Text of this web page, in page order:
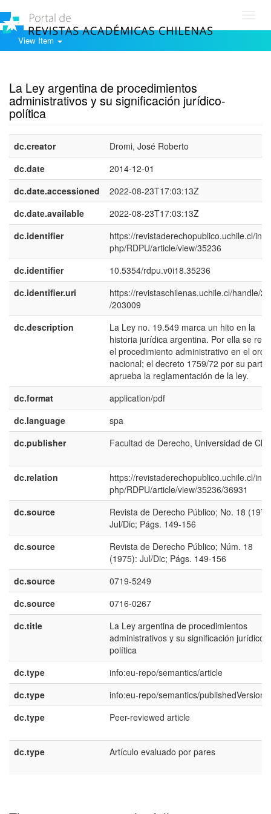
View Item
La Ley argentina de procedimientos
administrativos y su significación jurídico-
política
dc.creator
Dromi, José Roberto
dc.date
2014-12-01
dc.date.accessioned
2022-08-23T17:03:13Z
dc.date.available
2022-08-23T17:03:13Z
dc.identifier
https://revistaderechopublico.uchile.cl/
php/RDPU/article/view/35236
dc.identifier
10.5354/rdpu.v0i18.35236
dc.identifier.uri
https://revistaschilenas.uchile.cl/handle/
/203009
dc.description
La Ley no. 19.549 marca un hito en la
historia jurídica argentina. Por ella se
el procedimiento administrativo en el
nacional; el decreto 1759/72 por su parte,
aprueba la reglamentación de la ley.
dc.format
application/pdf
dc.language
spa
dc.publisher
Facultad de Derecho, Universidad de
dc.relation
https://revistaderechopublico.uchile.cl/
php/RDPU/article/view/35236/36931
dc.source
Revista de Derecho Público; No. 18
Jul/Dic; Págs. 149-156
dc.source
Revista de Derecho Público; Núm. 18
(1975): Jul/Dic; Págs. 149-156
dc.source
0719-5249
dc.source
0716-0267
dc.title
La Ley argentina de procedimientos
administrativos y su significación jurídico-
política
dc.type
info:eu-repo/semantics/article
dc.type
info:eu-repo/semantics/publishedVersion
dc.type
Peer-reviewed article
dc.type Artículo evaluado por pares